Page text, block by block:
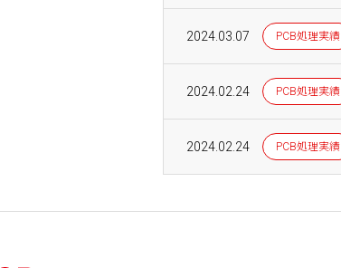
2024.03.07 PCB処理実績
2024.02.24 PCB処理実績
2024.02.24 PCB処理実績